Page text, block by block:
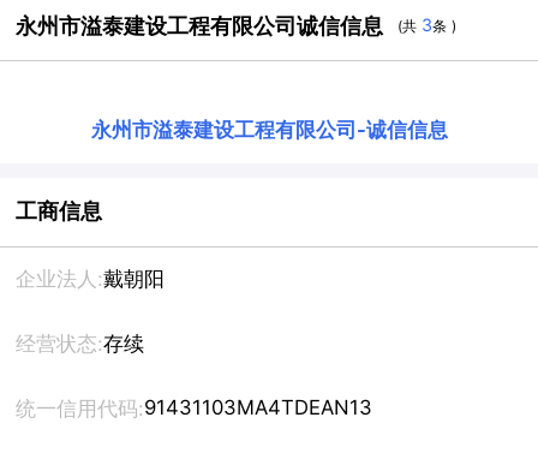
永州市溢泰建设工程有限公司诚信信息 (共 3条 )
永州市溢泰建设工程有限公司 -诚信信息
工商信息
企业法人:戴朝阳
经营状态:存续
统一信用代码:91431103MA4TDEAN13